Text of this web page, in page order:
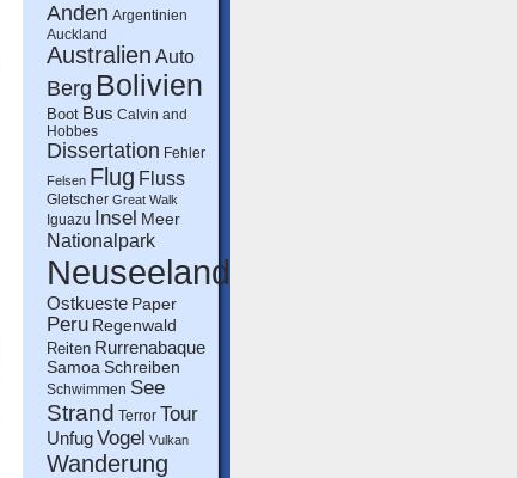
Anden Argentinien
Auckland
Australien Auto
Berg Bolivien
Boot Bus Calvin and
Hobbes
Dissertation Fehler
Felsen Flug Fluss
Gletscher Great Walk
Iguazu Insel Meer
Nationalpark
Neuseeland
Ostkueste Paper
Peru Regenwald
Reiten Rurrenabaque
Samoa Schreiben
Schwimmen See
Strand Terror Tour
UnfugVogel Vulkan
Wanderung